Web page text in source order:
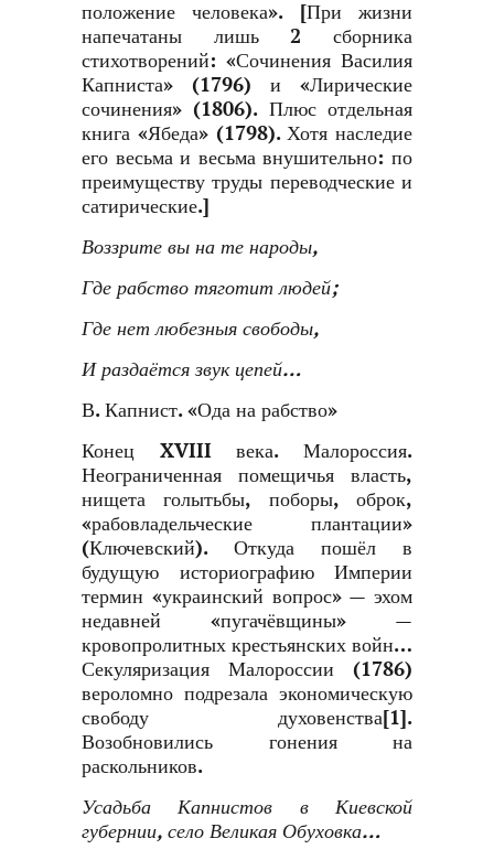
положение человека». [При жизни
напечатаны лишь 2 сборника
стихотворений: «Сочинения Василия
Капниста» (1796) и «Лирические
сочинения» (1806). Плюс отдельная
книга «Ябеда» (1798). Хотя наследие
его весьма и весьма внушительно: по
преимуществу труды переводческие и
сатирические.]
Воззрите вы на те народы,
Где рабство тяготит людей;
Где нет любезныя свободы,
И раздаётся звук цепей…
В. Капнист. «Ода на рабство»
Конец XVIII века. Малороссия.
Неограниченная помещичья власть,
нищета голытьбы, поборы, оброк,
«рабовладельческие плантации»
(Ключевский). Откуда пошёл в
будущую историографию Империи
термин «украинский вопрос» — эхом
недавней «пугачёвщины» —
кровопролитных крестьянских войн…
Секуляризация Малороссии (1786)
вероломно подрезала экономическую
свободу духовенства[1].
Возобновились гонения на
раскольников.
Усадьба Капнистов в Киевской
губернии, село Великая Обуховка…